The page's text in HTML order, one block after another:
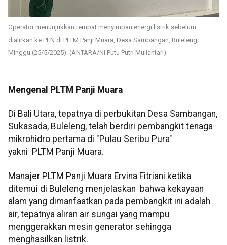
Operator menunjukkan tempat menyimpan energi listrik sebelum
dialirkan ke PLN di PLTM Panji Muara, Desa Sambangan, Buleleng,
Minggu (25/5/2025). (ANTARA/Ni Putu Putri Muliantari)
Mengenal PLTM Panji Muara
Di Bali Utara, tepatnya di perbukitan Desa Sambangan,
Sukasada, Buleleng, telah berdiri pembangkit tenaga
mikrohidro pertama di "Pulau Seribu Pura"
yakni PLTM Panji Muara.
Manajer PLTM Panji Muara Ervina Fitriani ketika
ditemui di Buleleng menjelaskan bahwa kekayaan
alam yang dimanfaatkan pada pembangkit ini adalah
air, tepatnya aliran air sungai yang mampu
menggerakkan mesin generator sehingga
menghasilkan listrik.